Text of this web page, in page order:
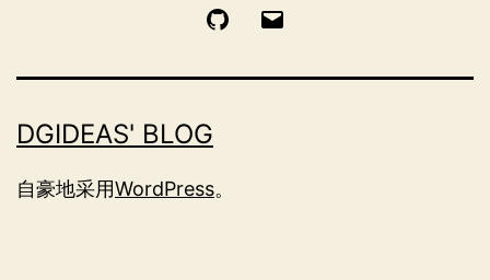
GitHub
DGIDEAS' BLOG
自豪地采用WordPress。